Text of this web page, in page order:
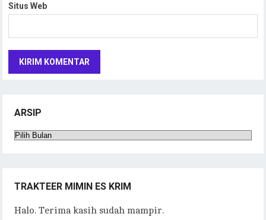
Situs Web
ARSIP
Arsip
TRAKTEER MIMIN ES KRIM
Halo. Terima kasih sudah mampir.